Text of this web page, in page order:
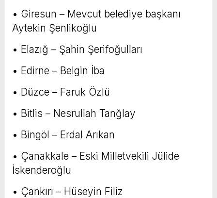
• Giresun – Mevcut belediye başkanı
Aytekin Şenlikoğlu
• Elazığ – Şahin Şerifoğulları
• Edirne – Belgin İba
• Düzce – Faruk Özlü
• Bitlis – Nesrullah Tanğlay
• Bingöl – Erdal Arıkan
• Çanakkale – Eski Milletvekili Jülide
İskenderoğlu
• Çankırı – Hüseyin Filiz